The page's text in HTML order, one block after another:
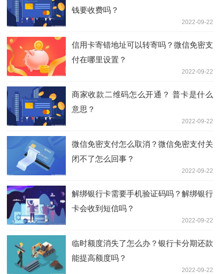
钱要收费吗？
2022-09-22
信用卡寄错地址可以转寄吗？微信免密支
付在哪里设置？
2022-09-22
商家收款二维码怎么开通？ 普卡是什么
意思？
2022-09-22
微信免密支付怎么取消？微信免密支付关
闭不了怎么回事？
2022-09-22
解绑银行卡需要手机验证码吗？解绑银行
卡会收到短信吗？
2022-09-22
临时额度消失了怎么办？银行卡分期还款
能提高额度吗？
2022-09-22